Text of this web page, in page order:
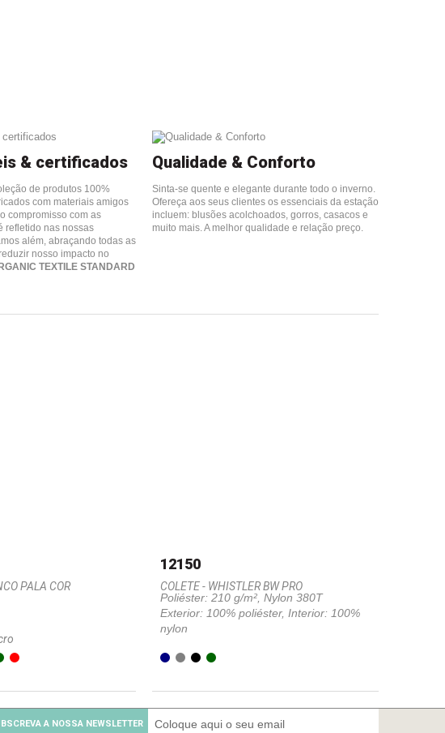
& certificados
de produtos 100%
com materiais amigos
compromisso com as
refletido nas nossas
além, abraçando todas as
nosso impacto no
TEXTILE STANDARD
Qualidade & Conforto
Sinta-se quente e elegante durante todo o inverno.
Ofereça aos seus clientes os essenciais da estação
incluem: blusões acolchoados, gorros, casacos e
muito mais. A melhor qualidade e relação preço.
PALA COR
12150
COLETE - WHISTLER BW PRO
Poliéster: 210 g/m², Nylon 380T
Exterior: 100% poliéster, Interior: 100%
nylon
A NOSSA NEWSLETTER